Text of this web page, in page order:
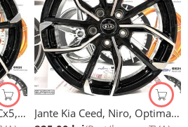
roti marca Brock(import si
de 175 ron bucata.
galvanizate marca Brock(import si
Jante Mazda 3,5,6, Cx3, Cx5, Cx7, Noi, 17” Jante Kia Ceed, Niro, Optima, Optima Hybrid, Sorento Ll, Soul, Sportage , Venga, Noi, 17”